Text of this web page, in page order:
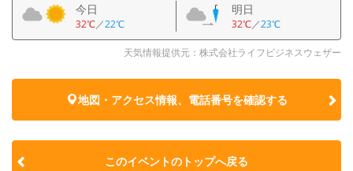
今日
32℃／22℃
明日
32℃／23℃
天気情報提供元：株式会社ライフビジネスウェザー
地図・アクセス情報、電話番号を確認する
このイベントのトップへ戻る